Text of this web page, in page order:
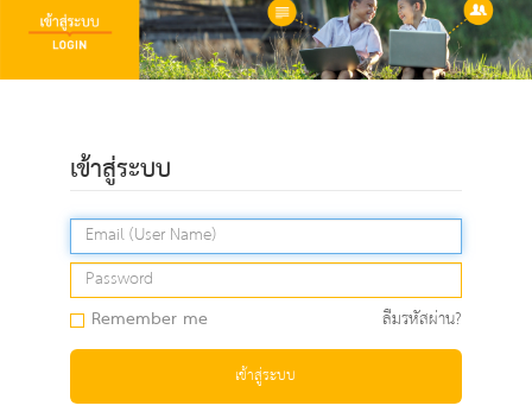
เข้าสู่ระบบ
Remember me ลืมรหัสผ่าน?
เข้าสู่ระบบ